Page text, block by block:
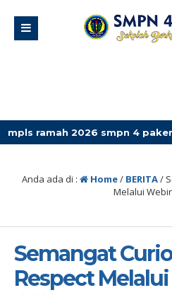
smpn 4 pakem lihat
Anda ada di : Home/ BERITA/
Melalui
Semangat
Respect